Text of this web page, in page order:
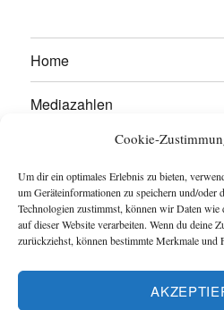
Cookie-
Um dir ein optimales Erlebnis zu bieten,
um Geräteinformationen zu speichern und/oder
Technologien zustimmst, können wir Daten
auf dieser Website verarbeiten. Wenn du deine
zurückziehst, können bestimmte Merkmale und
Home
Mediazahlen
Werben Sie hier!
Kontakt
Impressum